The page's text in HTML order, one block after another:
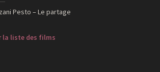
Pesto – Le partage
la liste des films